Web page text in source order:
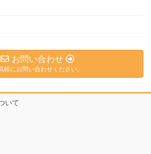
お問い合わせ
軽にお問い合わせください。
いて